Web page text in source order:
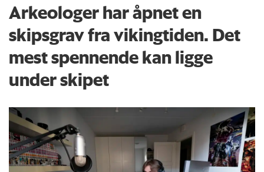
Arkeologer har åpnet en
skipsgrav fra vikingtiden. Det
mest spennende kan ligge
under skipet